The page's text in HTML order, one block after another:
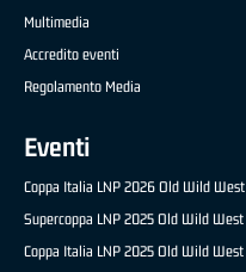
Multimedia
Accredito eventi
Regolamento Media
Eventi
Coppa Italia LNP 2026 Old Wild West
Supercoppa LNP 2025 Old Wild West
Coppa Italia LNP 2025 Old Wild West